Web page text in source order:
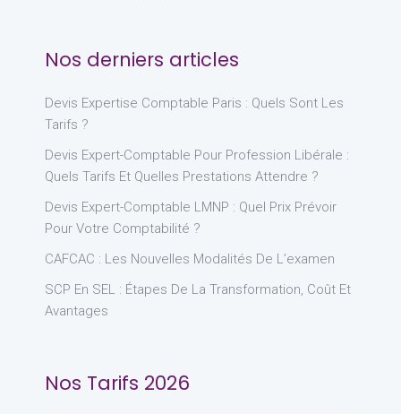
Nos derniers articles
Devis Expertise Comptable Paris : Quels Sont Les
Tarifs ?
Devis Expert-Comptable Pour Profession Libérale :
Quels Tarifs Et Quelles Prestations Attendre ?
Devis Expert-Comptable LMNP : Quel Prix Prévoir
Pour Votre Comptabilité ?
CAFCAC : Les Nouvelles Modalités De L’examen
SCP En SEL : Étapes De La Transformation, Coût Et
Avantages
Nos Tarifs 2026